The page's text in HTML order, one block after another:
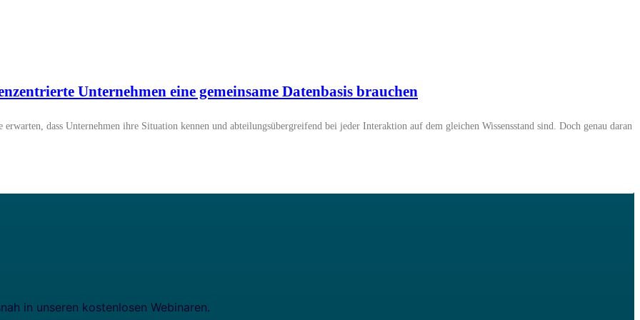
in unseren kostenlosen Webinaren.
Unternehmen eine gemeinsame Datenbasis brauchen
dass Unternehmen ihre Situation kennen und abteilungsübergreifend bei jeder Interaktion auf dem gleichen Wissensstand sind. Doch genau daran